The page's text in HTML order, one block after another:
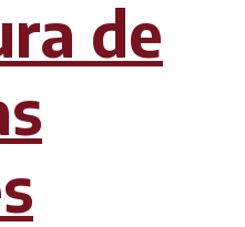
de